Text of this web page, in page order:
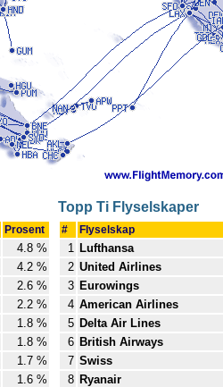
Prosent
4.8 %
4.2 %
2.6 %
2.2 %
1.8 %
1.8 %
1.7 %
1.6 %
Topp Ti Flyselskaper
# Flyselskap
1 Lufthansa
2 United Airlines
3 Eurowings
4 American Airlines
5 Delta Air Lines
6 British Airways
7 Swiss
8 Ryanair